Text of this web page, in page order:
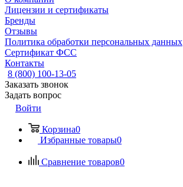
Лицензии и сертификаты
Бренды
Отзывы
Политика обработки персональных данных
Сертификат ФСС
Контакты
8 (800) 100-13-05
Заказать звонок
Задать вопрос
Войти
Корзина0
Избранные товары0
Сравнение товаров0